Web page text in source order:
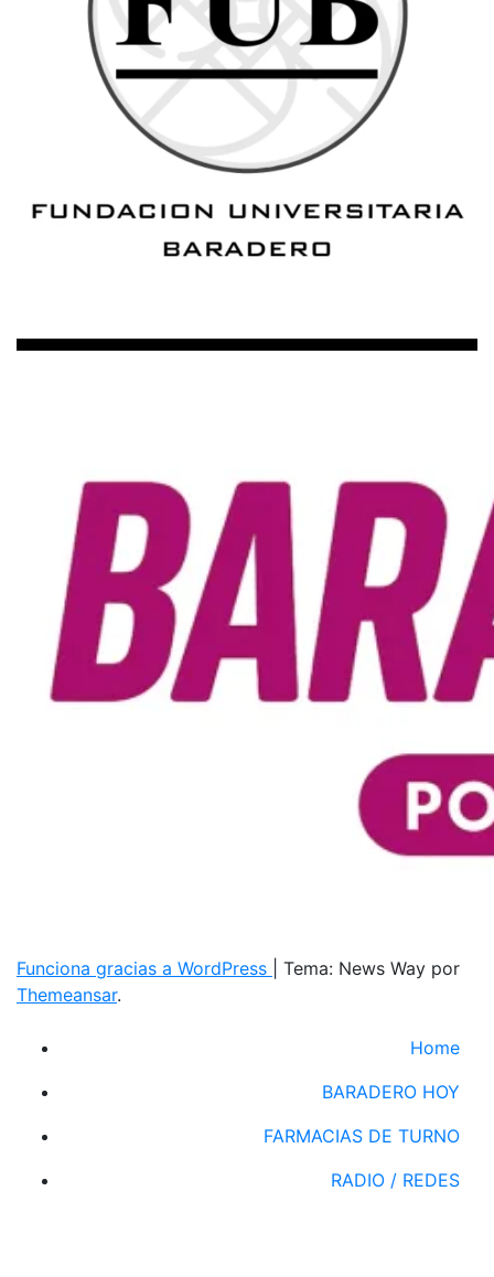
Funciona gracias a WordPress
Tema: News Way por
Themeansar.
Home
BARADERO HOY
FARMACIAS DE TURNO
RADIO / REDES